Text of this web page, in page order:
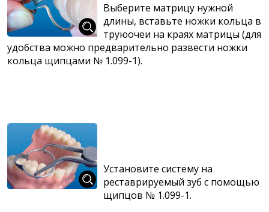
Выберите матрицу нужной
длины, вставьте ножки кольца в
труюочеи на краях матрицы (для
удобства можно предварительно развести ножки
кольца щипцами № 1.099-1).
Установите систему на
реставрируемый зуб с помощью
щипцов № 1.099-1.